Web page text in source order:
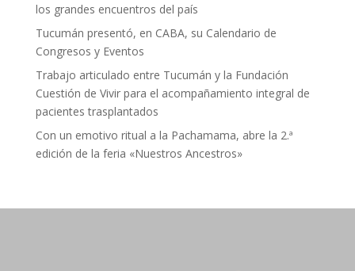
los grandes encuentros del país
Tucumán presentó, en CABA, su Calendario de
Congresos y Eventos
Trabajo articulado entre Tucumán y la Fundación
Cuestión de Vivir para el acompañamiento integral de
pacientes trasplantados
Con un emotivo ritual a la Pachamama, abre la 2.ª
edición de la feria «Nuestros Ancestros»